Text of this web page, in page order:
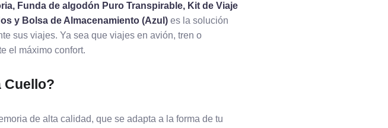
Funda de algodón Puro Transpirable, Kit de Viaje
y Bolsa de Almacenamiento (Azul) es la solución
sus viajes. Ya sea que viajes en avión, tren o
el máximo confort.
Cuello?
de alta calidad, que se adapta a la forma de tu